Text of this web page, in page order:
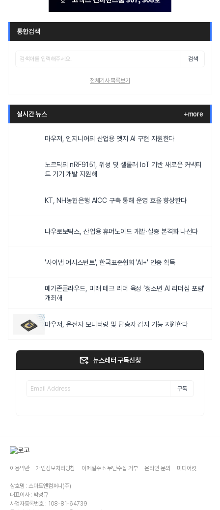
통합검색
검색
전체기사 목록보기
실시간 뉴스 +more
마우저, 엔지니어의 산업용 엣지 AI 구현 지원한다
노르딕의 nRF9151, 위성 및 셀룰러 IoT 기반 새로운 커넥티
드 기기 개발 지원해
KT, NH농협은행 AICC 구축 통해 운영 효율 향상한다
나우로보틱스, 산업용 휴머노이드 개발·실증 본격화 나선다
'사이냅 어시스턴트', 한국표준협회 'AI+' 인증 획득
메가존클라우드, 미래 테크 리더 육성 ‘청소년 AI 리더십 포럼’
개최해
마우저, 운전자 모니터링 및 탑승자 감지 기능 지원한다
뉴스레터 구독신청
구독
이용약관 개인정보처리방침 이메일주소 무단수집 거부 온라인 문의 미디어킷
상호명 : 스마트앤컴퍼니(주)
대표이사 : 박성규
사업자등록번호 : 108-81-64739